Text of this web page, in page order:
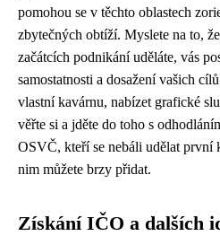
pomohou se v těchto oblastech
zbytečných obtíží. Myslete na to,
začátcích podnikání uděláte, vás
samostatnosti a dosažení vašich
vlastní kavárnu, nabízet grafické
věřte si a jděte do toho s
OSVČ, kteří se nebáli udělat první
nim můžete brzy přidat.
Získání IČO a dalších